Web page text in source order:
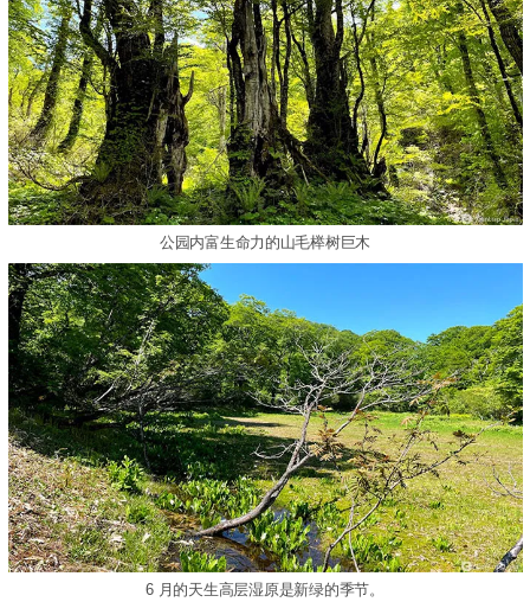
公园内富生命力的山毛榉树巨木
6 月的天生高层湿原是新绿的季节。